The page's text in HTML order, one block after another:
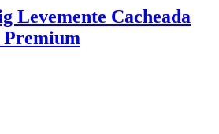
Levemente Cacheada